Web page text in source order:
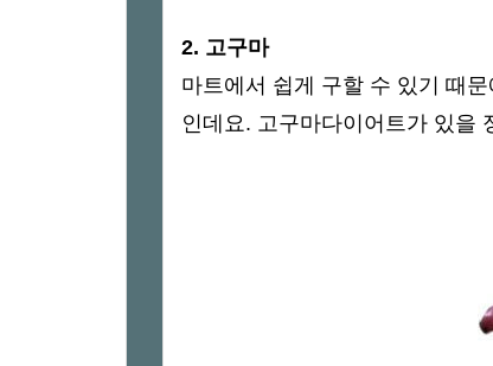
2. 고구마
마트에서 쉽게 구할 수 있기 때
인데요. 고구마다이어트가 있을